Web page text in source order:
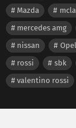
Mazda
mercedes amg
nissan
Opel
rossi
sbk
valentino rossi